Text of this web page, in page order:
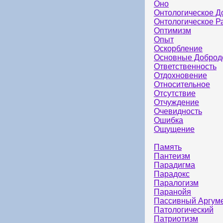
Оно
Онтологическое
Онтологическое
Оптимизм
Опыт
Оскорбление
Основные
Ответственность
Отдохновение
Относительное
Отсутствие
Отчуждение
Очевидность
Ошибка
Ощущение
Память
Пантеизм
Парадигма
Парадокс
Паралогизм
Паранойя
Пассивный
Патологический
Патриотизм